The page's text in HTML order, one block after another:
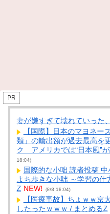
PR
妻が嫌すぎて壊れていった
【国際】日本のマヨネ
類」の輸出額が過去最高を
ク アメリカでは“日本風”
18:04)
国際的な小咄 読者投稿
よち歩きな小咄 ～学習の仕
Z NEW! (8/8 18:04)
【医療事故】ちょｗｗ京
したったｗｗｗ / まとめるZ